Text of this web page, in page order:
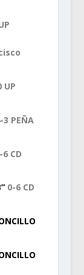
UP
PEÑA
CD
0-6 CD